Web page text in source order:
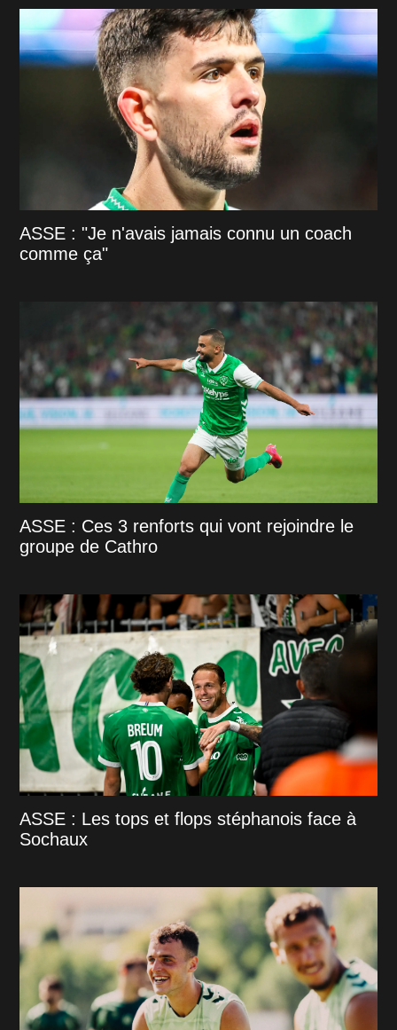
ASSE : "Je n'avais jamais connu un coach
comme ça"
ASSE : Ces 3 renforts qui vont rejoindre le
groupe de Cathro
ASSE : Les tops et flops stéphanois face à
Sochaux